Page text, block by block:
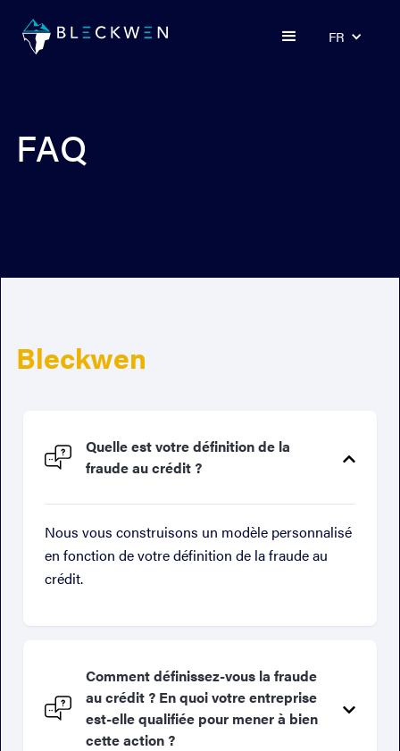
FR
FAQ
Bleckwen
Quelle est votre définition de la
fraude au crédit ?
Nous vous construisons un modèle personnalisé
en fonction de votre définition de la fraude au
crédit.
Comment définissez-vous la fraude
au crédit ? En quoi votre entreprise
est-elle qualifiée pour mener à bien
cette action ?